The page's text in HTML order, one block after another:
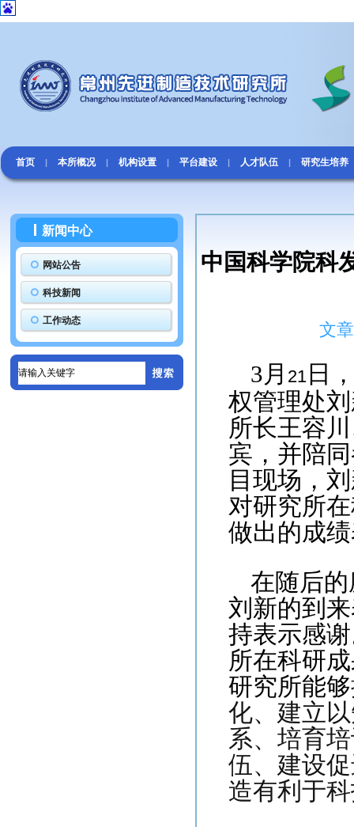
首页 | 本所概况 | 机构设置 | 平台建设 | 人才队伍 | 研究生培养
新闻中心
网站公告
科技新闻
工作动态
中国科学院科
文
3月 21 日
权管理处
所长王容
宾，并陪
目现场，
对研究所
做出的成
在随后
刘新的到
持表示感
所在科研
研究所能够
化、建立
系、培育
伍、建设
造有利于